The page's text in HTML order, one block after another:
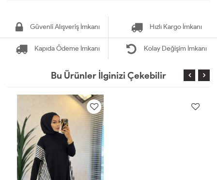
Güvenli Alışveriş İmkanı Hızlı Kargo İmkanı
Kapıda Ödeme İmkanı Kolay Değişim İmkanı
Bu Ürünler İlginizi Çekebilir